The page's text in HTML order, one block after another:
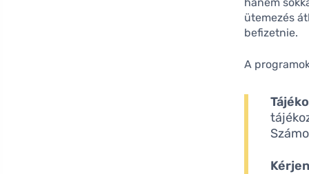
ütemezés
befizetnie.
A